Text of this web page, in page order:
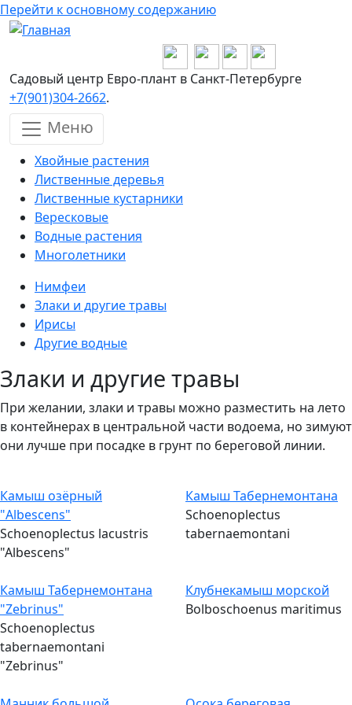
Перейти к основному содержанию
Садовый центр Евро-плант в Санкт-Петербурге
+7(901)304-2662.
Меню
Хвойные растения
Лиственные деревья
Лиственные кустарники
Вересковые
Водные растения
Многолетники
Нимфеи
Злаки и другие травы
Ирисы
Другие водные
Злаки и другие травы
При желании, злаки и травы можно разместить на лето
в контейнерах в центральной части водоема, но зимуют
они лучше при посадке в грунт по береговой линии.
Камыш озёрный
"Albescens"
Schoenoplectus lacustris
"Albescens"
Камыш Табернемонтана
Schoenoplectus
tabernaemontani
Камыш Табернемонтана
"Zebrinus"
Schoenoplectus
tabernaemontani
"Zebrinus"
Клубнекамыш морской
Bolboschoenus maritimus